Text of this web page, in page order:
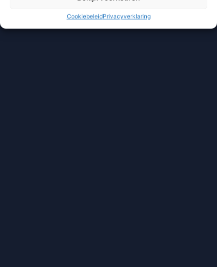
CookiebeleidPrivacyverklaring